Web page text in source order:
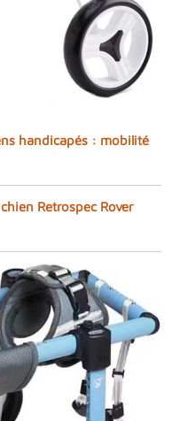
handicapés : mobilité
Retrospec Rover